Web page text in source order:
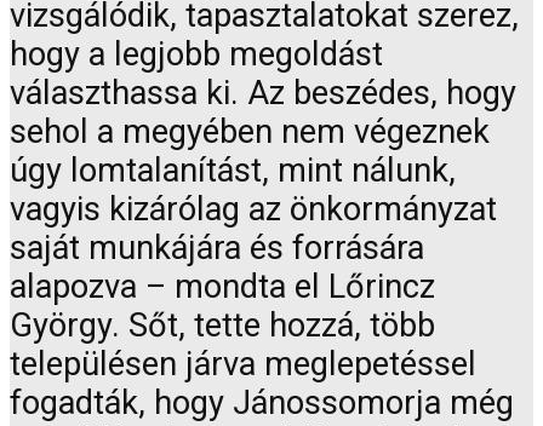
vizsgálódik, tapasztalatokat szerez,
hogy a legjobb megoldást
választhassa ki. Az beszédes, hogy
sehol a megyében nem végeznek
úgy lomtalanítást, mint nálunk,
vagyis kizárólag az önkormányzat
saját munkájára és forrására
alapozva – mondta el Lőrincz
György. Sőt, tette hozzá, több
településen járva meglepetéssel
fogadták, hogy Jánossomorja még